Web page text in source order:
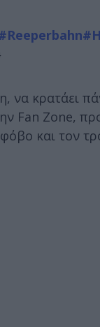
να κρατάει
Fan Zone,
και τον